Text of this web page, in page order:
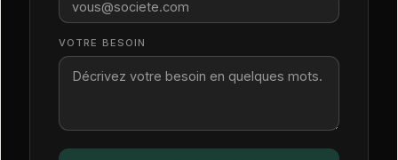
VOTRE BESOIN